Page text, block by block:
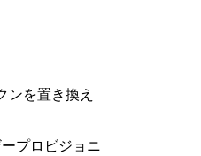
ンを置き換え
プロビジョニ